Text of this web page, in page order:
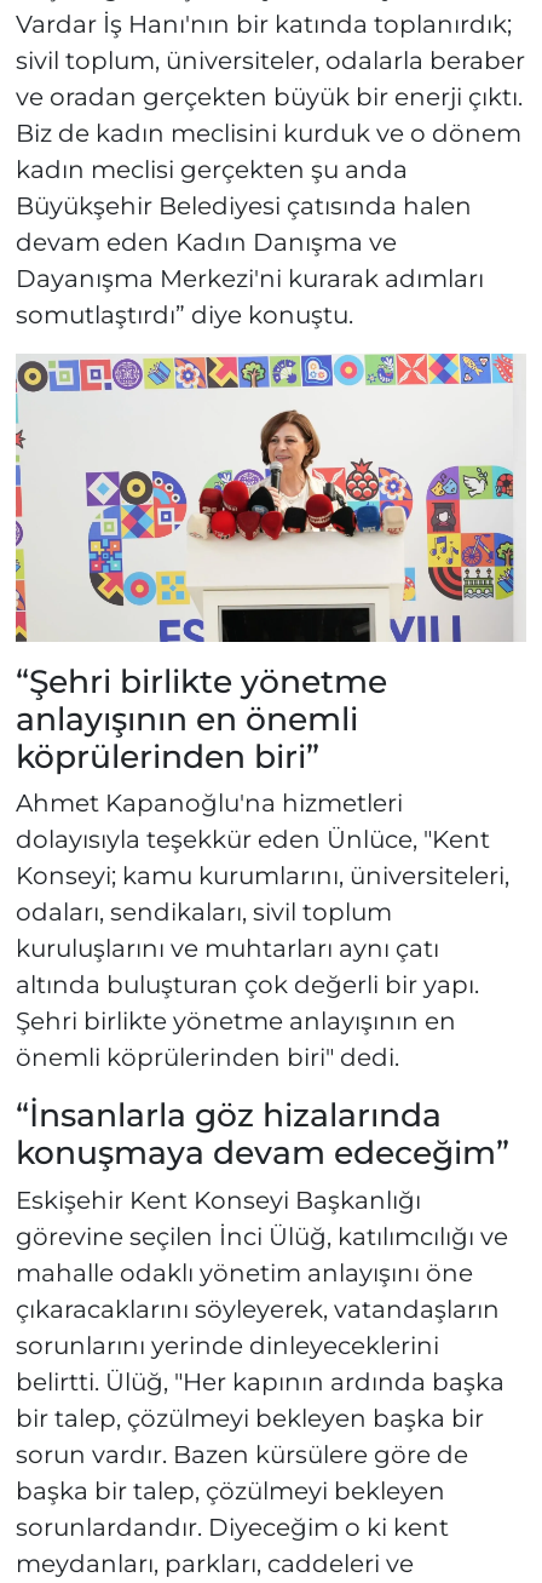
Vardar İş Hanı'nın bir katında toplanırdık;
sivil toplum, üniversiteler, odalarla beraber
ve oradan gerçekten büyük bir enerji çıktı.
Biz de kadın meclisini kurduk ve o dönem
kadın meclisi gerçekten şu anda
Büyükşehir Belediyesi çatısında halen
devam eden Kadın Danışma ve
Dayanışma Merkezi'ni kurarak adımları
somutlaştırdı” diye konuştu.
“Şehri birlikte yönetme
anlayışının en önemli
köprülerinden biri”
Ahmet Kapanoğlu'na hizmetleri
dolayısıyla teşekkür eden Ünlüce, "Kent
Konseyi; kamu kurumlarını, üniversiteleri,
odaları, sendikaları, sivil toplum
kuruluşlarını ve muhtarları aynı çatı
altında buluşturan çok değerli bir yapı.
Şehri birlikte yönetme anlayışının en
önemli köprülerinden biri" dedi.
“İnsanlarla göz hizalarında
konuşmaya devam edeceğim”
Eskişehir Kent Konseyi Başkanlığı
görevine seçilen İnci Ülüğ, katılımcılığı ve
mahalle odaklı yönetim anlayışını öne
çıkaracaklarını söyleyerek, vatandaşların
sorunlarını yerinde dinleyeceklerini
belirtti. Ülüğ, "Her kapının ardında başka
bir talep, çözülmeyi bekleyen başka bir
sorun vardır. Bazen kürsülere göre de
başka bir talep, çözülmeyi bekleyen
sorunlardandır. Diyeceğim o ki kent
meydanları, parkları, caddeleri ve